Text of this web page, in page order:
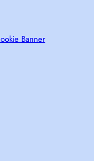
Banner